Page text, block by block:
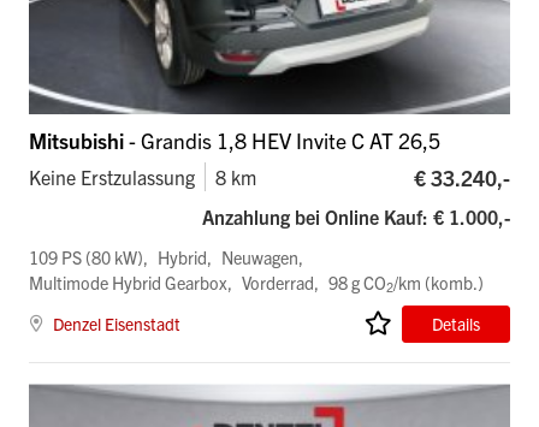
Mitsubishi- Grandis 1,8 HEV Invite C AT 26,5
Keine Erstzulassung 8 km € 33.240,-
Anzahlung bei Online Kauf: € 1.000,-
109 PS (80 kW) Hybrid
Neuwagen
Multimode Hybrid Gearbox
Vorderrad 98 g CO2/km (komb.)
Denzel Eisenstadt
Details